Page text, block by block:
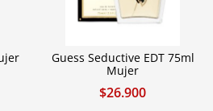
Guess Seductive EDT 75ml
Mujer
$26.900